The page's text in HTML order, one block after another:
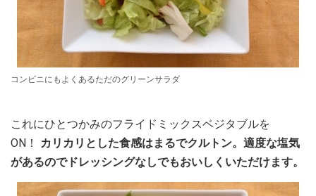
コンビニにもよくあるただのグリーンサラダ
これにひとつかみのフライドミックスベジタブルを
ON！ カリカリとした食感はまるでクルトン。適度な塩気
があるのでドレッシングなしでもおいしくいただけます。